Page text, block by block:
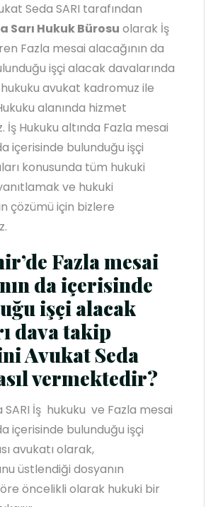
Seda SARI tarafından
Sarı Hukuk Bürosu olarak İş
Fazla mesai alacağının da
işçi alacak davalarında
avukat kadromuz ile
alanında hizmet
Hukuku altında Fazla mesai
içerisinde bulunduğu işçi
konusunda tüm hukuki
ve hukuki
çözümü için bizlere
Fazla mesai
da içerisinde
işçi alacak
dava takip
Avukat Seda
vermektedir?
SARI İş hukuku ve Fazla mesai
içerisinde bulunduğu işçi
avukatı olarak,
üstlendiği dosyanın
öncelikli olarak hukuki bir